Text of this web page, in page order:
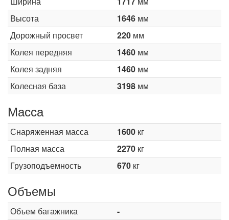
Высота
1646 мм
Дорожный просвет
220 мм
Колея передняя
1460 мм
Колея задняя
1460 мм
Колесная база
3198 мм
Масса
Снаряженная масса 1600 кг
Полная масса
2270 кг
Грузоподъемность
670 кг
Объемы
Объем багажника
-